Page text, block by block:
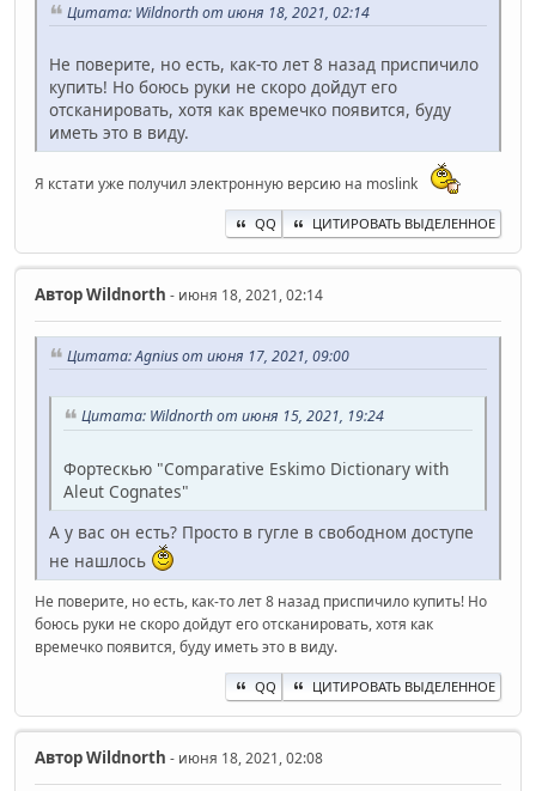
Цитата: Wildnorth от июня 18, 2021, 02:14
Не поверите, но есть, как-то лет 8 назад приспичило
купить! Но боюсь руки не скоро дойдут его
отсканировать, хотя как времечко появится, буду
иметь это в виду.
Я кстати уже получил электронную версию на moslink
QQ ЦИТИРОВАТЬ ВЫДЕЛЕННОЕ
АвторWildnorth - июня 18, 2021, 02:14
Цитата: Agnius от июня 17, 2021, 09:00
Цитата: Wildnorth от июня 15, 2021, 19:24
Фортескью "Comparative Eskimo Dictionary with
Aleut Cognates"
А у вас он есть? Просто в гугле в свободном доступе
не нашлось
Не поверите, но есть, как-то лет 8 назад приспичило купить! Но
боюсь руки не скоро дойдут его отсканировать, хотя как
времечко появится, буду иметь это в виду.
QQ ЦИТИРОВАТЬ ВЫДЕЛЕННОЕ
АвторWildnorth - июня 18, 2021, 02:08